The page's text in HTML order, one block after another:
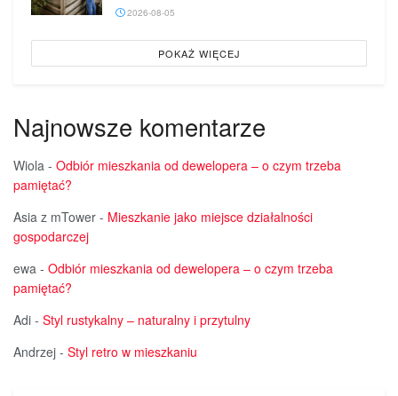
2026-08-05
POKAŻ WIĘCEJ
Najnowsze komentarze
Wiola - Odbiór mieszkania od dewelopera – o czym trzeba
pamiętać?
Asia z mTower - Mieszkanie jako miejsce działalności
gospodarczej
ewa - Odbiór mieszkania od dewelopera – o czym trzeba
pamiętać?
Adi - Styl rustykalny – naturalny i przytulny
Andrzej - Styl retro w mieszkaniu